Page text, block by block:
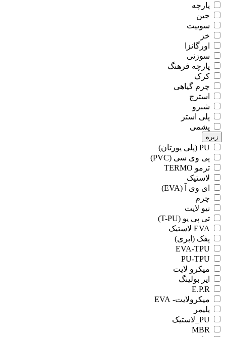
پارچه
جین
سوییت
خز
اورگانزا
سوزنی
پارچه فرهنگ
کرک
چرم گیاهی
استرج
شبرو
پلی استر
پشمی
زیره
PU (پلی یورتان)
پی وی سی (PVC)
ترمو TERMO
لاستیک
ای وی آ (EVA)
چرم
نیو لایت
تی پی یو (T-PU)
EVA لاستیک
پفک (ابری)
EVA-TPU
PU-TPU
میکرو لایت
ایر بولینگ
E.P.R
میکرولایت- EVA
پلیمر
PU_لاستیک
MBR